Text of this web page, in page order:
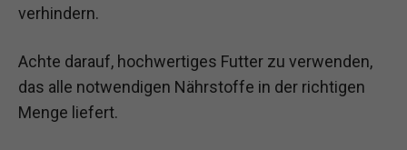
verhindern.
Achte darauf, hochwertiges Futter zu verwenden,
das alle notwendigen Nährstoffe in der richtigen
Menge liefert.